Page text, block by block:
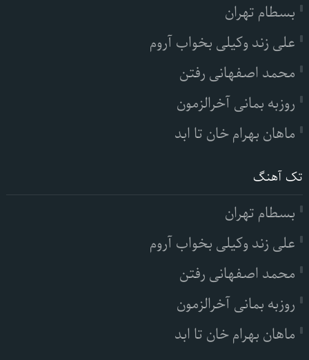
بسطام تهران
علی زند وکیلی بخواب آروم
محمد اصفهانی رفتن
روزبه بمانی آخرالزمون
ماهان بهرام خان تا ابد
تک آهنگ
بسطام تهران
علی زند وکیلی بخواب آروم
محمد اصفهانی رفتن
روزبه بمانی آخرالزمون
ماهان بهرام خان تا ابد